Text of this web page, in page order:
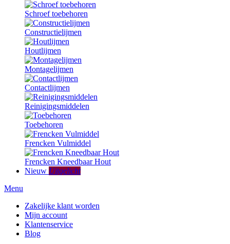
Schroef toebehoren
Constructielijmen
Houtlijmen
Montagelijmen
Contactlijmen
Reinigingsmiddelen
Toebehoren
Frencken Vulmiddel
Frencken Kneedbaar Hout
Nieuw Uitgelicht
Menu
Zakelijke klant worden
Mijn account
Klantenservice
Blog